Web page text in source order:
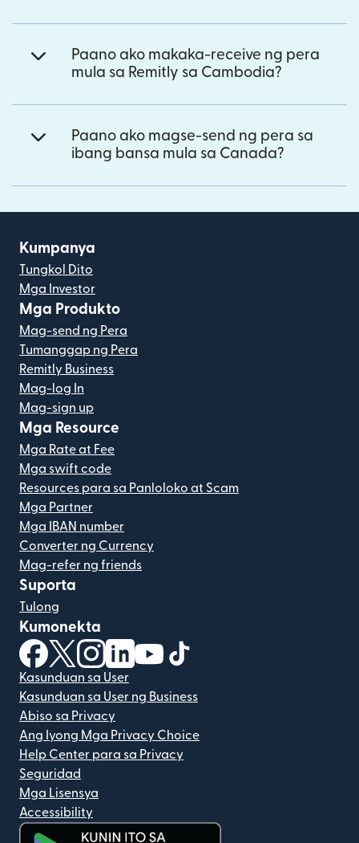
Paano ako makaka-receive ng pera
mula sa Remitly sa Cambodia?
Paano ako magse-send ng pera sa
ibang bansa mula sa Canada?
Kumpanya
Tungkol Dito
Mga Investor
Mga Produkto
Mag-send ng Pera
Tumanggap ng Pera
Remitly Business
Mag-log In
Mag-sign up
Mga Resource
Mga Rate at Fee
Mga swift code
Resources para sa Panloloko at Scam
Mga Partner
Mga IBAN number
Converter ng Currency
Mag-refer ng friends
Suporta
Tulong
Kumonekta
(bubukas sa bagong window)
(bubukas sa bagong window)
(bubukas sa bagong window)
(bubukas sa bagong window)
(bubukas sa bagong window)
Kasunduan sa User
Kasunduan sa User ng Business
Abiso sa Privacy
Ang Iyong Mga Privacy Choice
Help Center para sa Privacy
Seguridad
Mga Lisensya
Accessibility